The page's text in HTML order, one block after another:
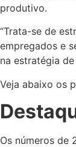
produtivo.
“Trata-se de
empregados e
na estratégia
Veja abaixo os
Os números de